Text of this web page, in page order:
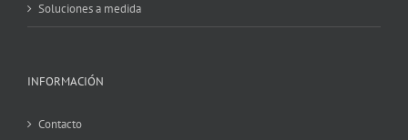
Soluciones a medida
INFORMACIÓN
Contacto